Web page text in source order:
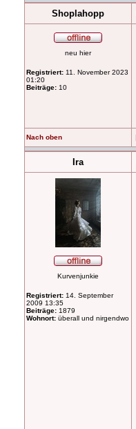
Shoplahopp
neu hier
Registriert: 11. November 2023
01:20
Beiträge: 10
Nach oben
Ira
Kurvenjunkie
Registriert: 14. September
2009 13:35
Beiträge: 1879
Wohnort: überall und nirgendwo